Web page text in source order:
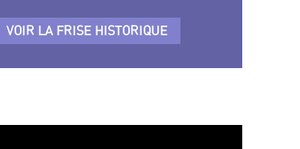
VOIR LA FRISE HISTORIQUE